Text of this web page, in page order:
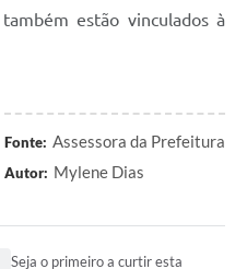
estão vinculados à
Fonte: Assessora da Prefeitura
Autor: Mylene Dias
Seja o primeiro a curtir esta